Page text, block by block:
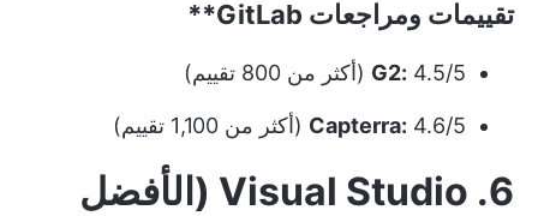
تقييمات ومراجعات GitLab**
G2: 4.5/5 (أكثر من 800 تقييم)
Capterra: 4.6/5 (أكثر من 1,100 تقييم)
6. Visual Studio (الأفضل